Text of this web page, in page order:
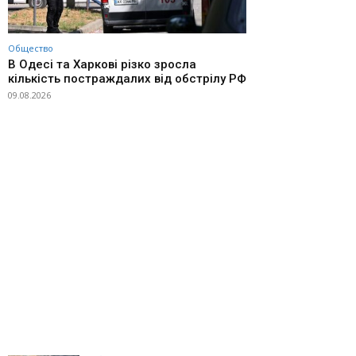
Общество
В Одесі та Харкові різко зросла
кількість постраждалих від обстрілу РФ
09.08.2026